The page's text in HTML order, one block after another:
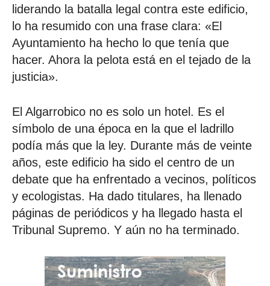
liderando la batalla legal contra este edificio,
lo ha resumido con una frase clara: «El
Ayuntamiento ha hecho lo que tenía que
hacer. Ahora la pelota está en el tejado de la
justicia».
El Algarrobico no es solo un hotel. Es el
símbolo de una época en la que el ladrillo
podía más que la ley. Durante más de veinte
años, este edificio ha sido el centro de un
debate que ha enfrentado a vecinos, políticos
y ecologistas. Ha dado titulares, ha llenado
páginas de periódicos y ha llegado hasta el
Tribunal Supremo. Y aún no ha terminado.